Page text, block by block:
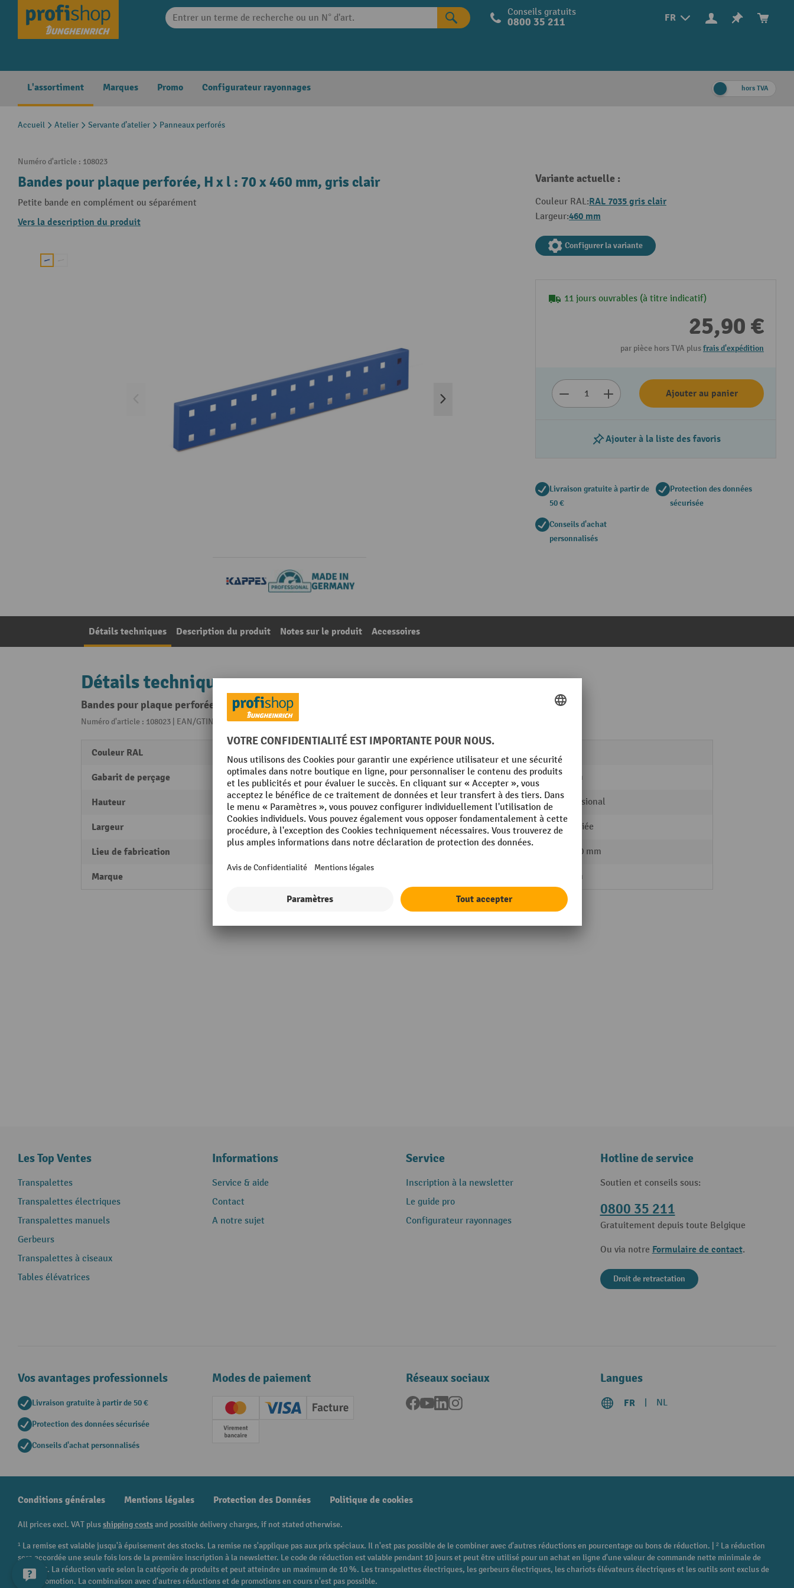
Skip to main navigation FR
Conseils gratuits
0800 35 211
L'assortiment Marques Promo Configurateur rayonnages hors TVA
Accueil Atelier Servante d’atelier Panneaux perforés
Numéro d'article : 108023
Bandes pour plaque perforée, H x l : 70 x 460 mm, gris clair
Petite bande en complément ou séparément
Vers la description du produit
Variante actuelle :
Couleur RAL:RAL 7035 gris clair
Largeur:460 mm
Configurer la variante
11 jours ouvrables (à titre indicatif)
25,90 €
par pièce hors TVA plusfrais d'expédition
Ajouter au panier
Ajouter à la liste des favoris
Livraison gratuite à partir de
50 €
Protection des données
sécurisée
Conseils d'achat
personnalisés
Détails techniques Description du produit Notes sur le produit Accessoires
Détails techniques
Bandes pour plaque perforée, H x l : 70 x 460 mm, gris clair
Numéro d'article : 108023 | EAN/GTIN: 4251142204344De la catégorie :
Couleur RAL
Gabarit de perçage 38 mm
Hauteur 70 mm
Largeur 460 mm
Lieu de fabrication
Marque
Matériau
Profondeur 15 mm
Rubrique Professional
Surface plastifiée
10 x 10 mm
28 mm
Les Top Ventes
Transpalettes
Transpalettes électriques
Transpalettes manuels
Gerbeurs
Transpalettes à ciseaux
Tables élévatrices
Informations
Service & aide
Contact
A notre sujet
Service
Inscription à la newsletter
Le guide pro
Configurateur rayonnages
Hotline de service
Soutien et conseils sous:
0800 35 211
Gratuitement depuis toute Belgique
Ou via notre Formulaire de contact.
Droit de retractation
Vos avantages professionnels
Livraison gratuite à partir de 50 €
Protection des données sécurisée
Conseils d'achat personnalisés
Modes de paiement
Creditcard (Master)Creditcard (Visa)
Facture
Paiement anticipé
Réseaux sociaux
Facebook
YouTubeLinkedInInstagram
Langues
FR NL
Conditions générales Mentions légales Protection des Données Politique de cookies
All prices excl. VAT plusshipping costsand possible delivery charges, if not stated otherwise.
¹ La remise est valable jusqu'à épuisement des stocks. La remise ne s'applique pas aux prix spéciaux. Il n'est pas possible de le combiner avec d'autres réductions en pourcentage ou bons de réduction. | ² La réduction
sera accordée une seule fois lors de la première inscription à la newsletter. Le code de réduction est valable pendant 10 jours et peut être utilisé pour un achat en ligne d'une valeur de commande nette minimale de
250,00 €. La réduction varie selon la catégorie de produits et peut atteindre un maximum de 10 %. Les transpalettes électriques, les gerbeurs électriques, les chariots élévateurs électriques et les outils sont exclus de
cette promotion. La combinaison avec d'autres réductions et de promotions en cours n'est pas possible.